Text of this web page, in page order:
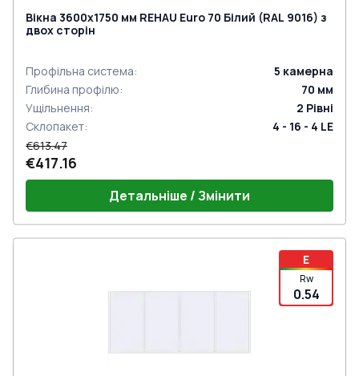
Вікна 3600x1750 мм REHAU Euro 70 Білий (RAL 9016) з
двох сторін
Профільна система: 5 камерна
Глибина профілю: 70 мм
Ущільнення: 2 Рівні
Склопакет:
4 - 16 - 4 LE
€613.47
€417.16
Детальніше / Змінити
E
Rw
0.54